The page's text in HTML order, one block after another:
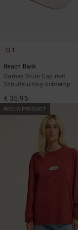
1
Beach Back
Dames Bruin Cap met
Schuifsluiting Achterop
€ 35,95
NIEUW PRODUCT